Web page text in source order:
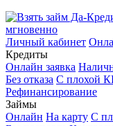
Личный кабинет
Кредиты
Онлайн заявка
Без отказа С плохой
Рефинансирование
Займы
Онлайн На карту С